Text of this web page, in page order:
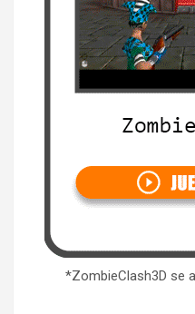
*ZombieClash3D se